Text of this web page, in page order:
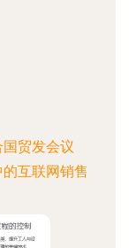
贸发会议
互联网销售